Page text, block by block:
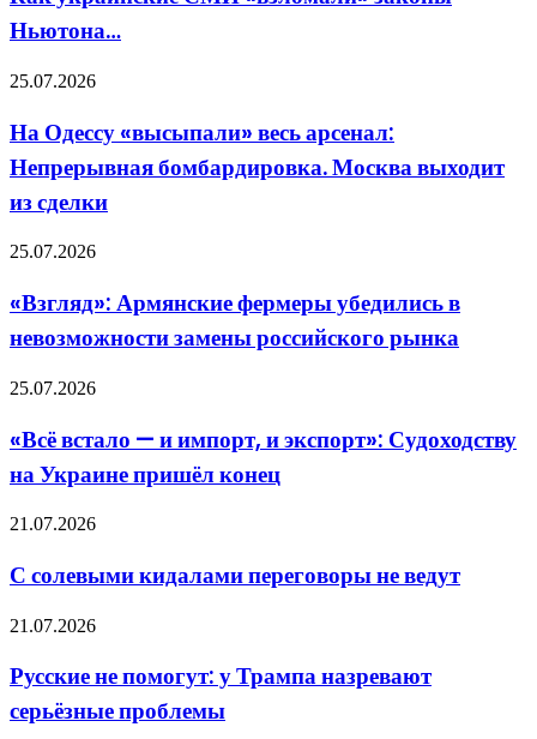
цифровой
инфраструктуры»
«взломали»
законы
Ньютона…
На
«высыпали»
весь
арсенал:
бомбардировка.
выходит
сделки
25.07.2026
На Одессу «высыпали» весь арсенал:
Непрерывная бомбардировка. Москва выходит
из сделки
«Взгляд»:
фермеры
убедились
в
замены
российского
25.07.2026
«Взгляд»: Армянские фермеры убедились в
невозможности замены российского рынка
«Всё
—
и
импорт,
экспорт»:
Украине
конец
25.07.2026
«Всё встало — и импорт, и экспорт»: Судоходству
на Украине пришёл конец
С
кидалами
переговоры
ведут
21.07.2026
С солевыми кидалами переговоры не ведут
Русские
помогут:
у
Трампа
21.07.2026
Русские не помогут: у Трампа назревают
серьёзные проблемы